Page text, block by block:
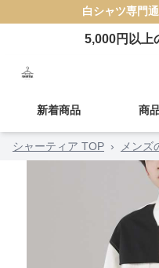
白シャツ専門
5,000円以上
新着商品 商
シャーティア TOP › メンズ